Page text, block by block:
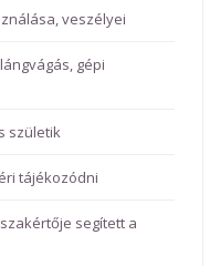
veszélyei
gépi
születik
tájékozódni
segített a